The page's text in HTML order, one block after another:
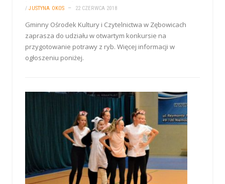
/JUSTYNA OKOS 22 CZERWCA 2018
Gminny Ośrodek Kultury i Czytelnictwa w Zębowicach
zaprasza do udziału w otwartym konkursie na
przygotowanie potrawy z ryb. Więcej informacji w
ogłoszeniu poniżej.